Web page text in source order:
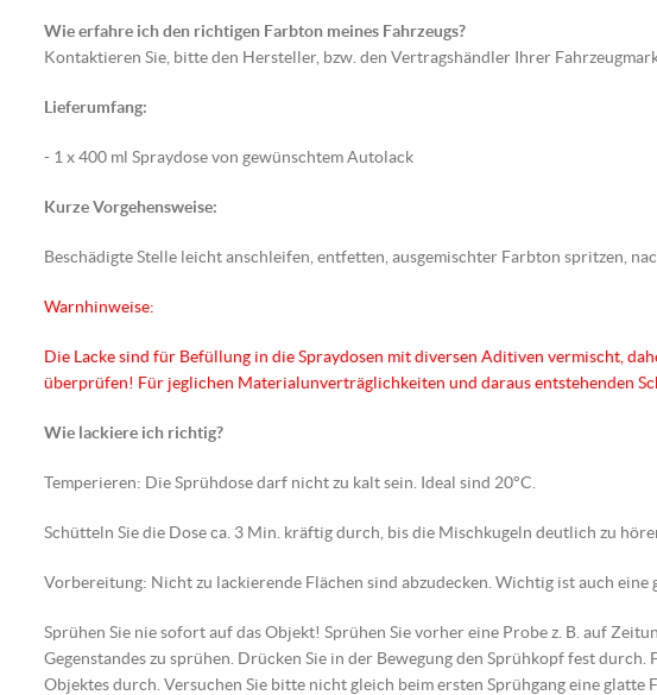
Wie erfahre ich den richtigen Farbton meines Fahrzeugs?
Kontaktieren Sie, bitte den Hersteller, bzw. den Vertragshändler Ihrer
Lieferumfang:
- 1 x 400 ml Spraydose von gewünschtem Autolack
Kurze Vorgehensweise:
Beschädigte Stelle leicht anschleifen, entfetten, ausgemischter Farbton spritzen,
Warnhinweise:
Die Lacke sind für Befüllung in die Spraydosen mit diversen Aditiven vermischt,
überprüfen! Für jeglichen Materialunverträglichkeiten und daraus entstehenden
Wie lackiere ich richtig?
Temperieren: Die Sprühdose darf nicht zu kalt sein. Ideal sind 20°C.
Schütteln Sie die Dose ca. 3 Min. kräftig durch, bis die Mischkugeln deutlich zu
Vorbereitung: Nicht zu lackierende Flächen sind abzudecken. Wichtig ist auch
Sprühen Sie nie sofort auf das Objekt! Sprühen Sie vorher eine Probe z. B. auf
Gegenstandes zu sprühen. Drücken Sie in der Bewegung den Sprühkopf fest
Objektes durch. Versuchen Sie bitte nicht gleich beim ersten Sprühgang eine glatte